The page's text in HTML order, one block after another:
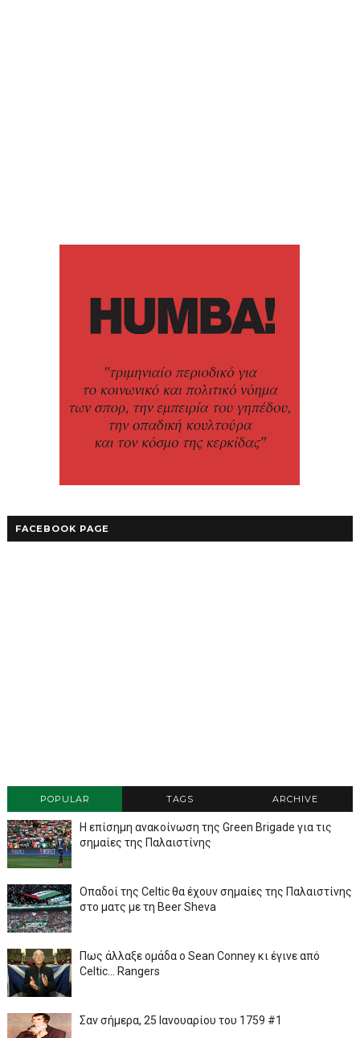
FACEBOOK PAGE
POPULAR TAGS ARCHIVE
Η επίσημη ανακοίνωση της Green Brigade για τις
σημαίες της Παλαιστίνης
Οπαδοί της Celtic θα έχουν σημαίες της Παλαιστίνης
στο ματς με τη Beer Sheva
Πως άλλαξε ομάδα ο Sean Conney κι έγινε από
Celtic... Rangers
Σαν σήμερα, 25 Ιανουαρίου του 1759 #1